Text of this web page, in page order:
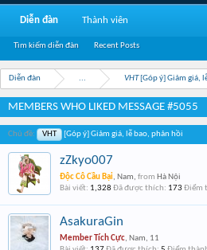
Diễn đàn ... VHT[Góp ý] Giảm giá,
MEMBERS WHO LIKED MESSAGE #5055
Chủ đề: VHT [Góp ý] Giảm giá, lễ bao, phản hồi
zZkyo007
Độc Cô Cầu Bại, Nam, from Hà Nội
Bài viết: 1,328 Đã được thích: 173 Điểm
AsakuraGin
Member Tích Cực, Nam, 11
Diễn đàn
Tìm kiếm diễn đàn Recent Posts
Thành viên